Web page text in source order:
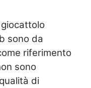
sono da
riferimento
sono
di